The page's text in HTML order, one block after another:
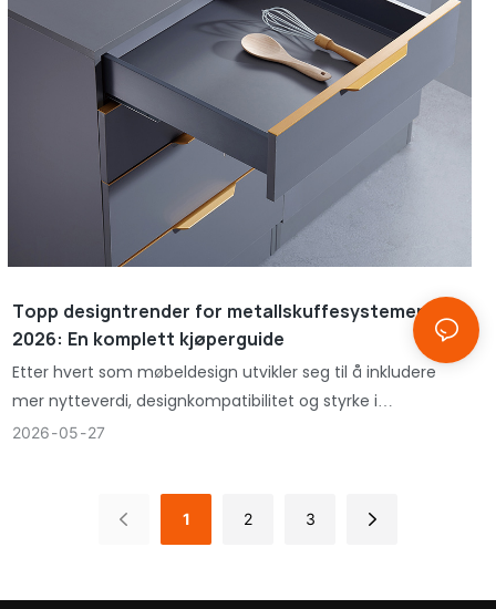
Topp designtrender for metallskuffesystemer for
2026: En komplett kjøperguide
Etter hvert som møbeldesign utvikler seg til å inkludere
mer nytteverdi, designkompatibilitet og styrke i
maskinvareelementer, er det et økende behov for
2026 05 27
1 2 3